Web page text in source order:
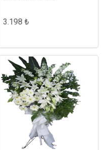
3.198 ₺